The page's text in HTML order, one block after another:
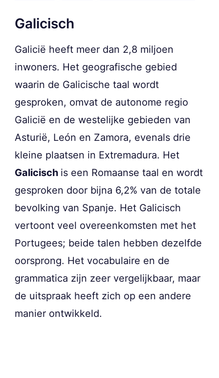
Galicisch
Galicië heeft meer dan 2,8 miljoen
inwoners. Het geografische gebied
waarin de Galicische taal wordt
gesproken, omvat de autonome regio
Galicië en de westelijke gebieden van
Asturië, León en Zamora, evenals drie
kleine plaatsen in Extremadura. Het
Galicisch is een Romaanse taal en wordt
gesproken door bijna 6,2% van de totale
bevolking van Spanje. Het Galicisch
vertoont veel overeenkomsten met het
Portugees; beide talen hebben dezelfde
oorsprong. Het vocabulaire en de
grammatica zijn zeer vergelijkbaar, maar
de uitspraak heeft zich op een andere
manier ontwikkeld.